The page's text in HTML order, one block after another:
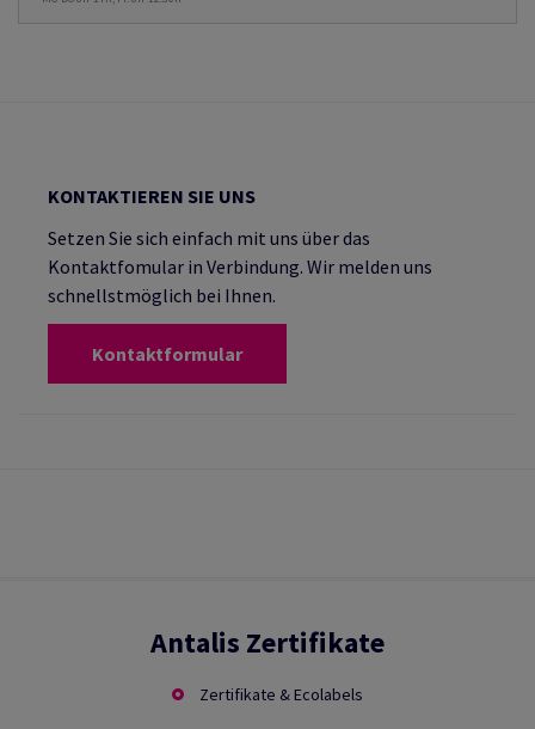
KONTAKTIEREN SIE UNS
Setzen Sie sich einfach mit uns über das
Kontaktfomular in Verbindung. Wir melden uns
schnellstmöglich bei Ihnen.
Kontaktformular
Antalis Zertifikate
Zertifikate & Ecolabels